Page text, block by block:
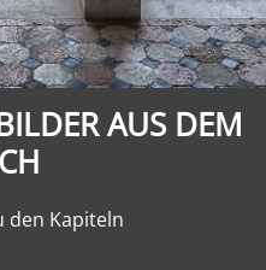
AUS DEM
den Kapiteln